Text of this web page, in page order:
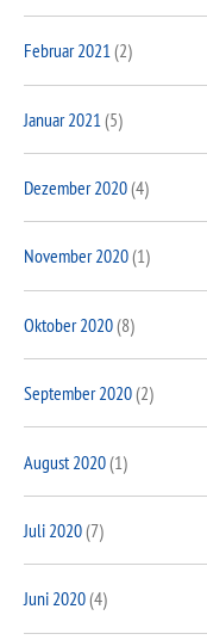
Februar 2021(2)
Januar 2021 (5)
Dezember 2020(4)
November 2020(1)
Oktober 2020(8)
September 2020(2)
August 2020(1)
Juli 2020(7)
Juni 2020(4)